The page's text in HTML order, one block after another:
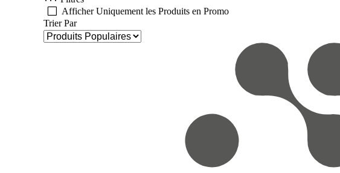
Afficher Uniquement les Produits en Promo
Trier Par